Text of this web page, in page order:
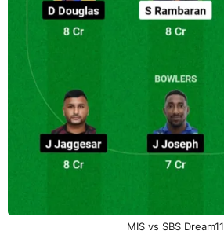
MIS vs SBS Dream11